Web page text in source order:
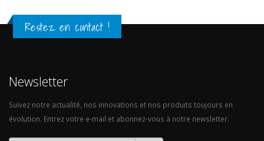
Restez en contact !
Newsletter
Suivez notre actualité, nos innovations et nos produits toujours en
évolution. Entrez votre e-mail et abonnez-vous à notre newsletter.